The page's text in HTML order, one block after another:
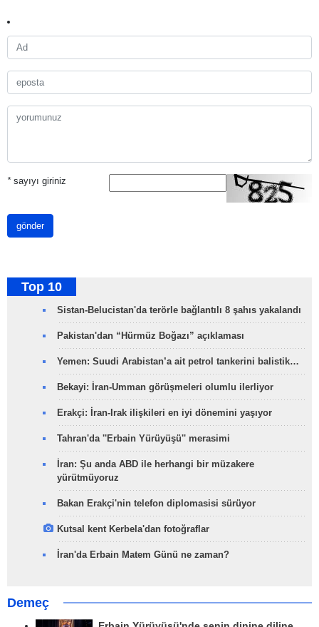
*sayıyı giriniz
gönder
Top 10
Sistan-Belucistan'da terörle bağlantılı 8 şahıs yakalandı
Pakistan'dan “Hürmüz Boğazı” açıklaması
Yemen: Suudi Arabistan’a ait petrol tankerini balistik…
Bekayi: İran-Umman görüşmeleri olumlu ilerliyor
Erakçi: İran-Irak ilişkileri en iyi dönemini yaşıyor
Tahran'da ''Erbain Yürüyüşü'' merasimi
İran: Şu anda ABD ile herhangi bir müzakere
yürütmüyoruz
Bakan Erakçi'nin telefon diplomasisi sürüyor
Kutsal kent Kerbela'dan fotoğraflar
İran'da Erbain Matem Günü ne zaman?
Demeç